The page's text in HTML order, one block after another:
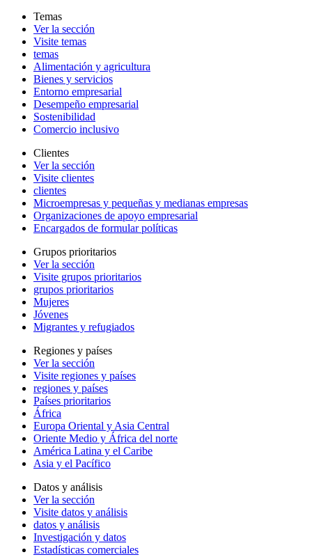
Temas
Ver la sección
Visite temas
temas
Alimentación y agricultura
Bienes y servicios
Entorno empresarial
Desempeño empresarial
Sostenibilidad
Comercio inclusivo
Clientes
Ver la sección
Visite clientes
clientes
Microempresas y pequeñas y medianas empresas
Organizaciones de apoyo empresarial
Encargados de formular políticas
Grupos prioritarios
Ver la sección
Visite grupos prioritarios
grupos prioritarios
Mujeres
Jóvenes
Migrantes y refugiados
Regiones y países
Ver la sección
Visite regiones y países
regiones y países
Países prioritarios
África
Europa Oriental y Asia Central
Oriente Medio y África del norte
América Latina y el Caribe
Asia y el Pacífico
Datos y análisis
Ver la sección
Visite datos y análisis
datos y análisis
Investigación y datos
Estadísticas comerciales